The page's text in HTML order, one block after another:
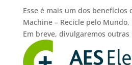
Esse é mais um dos benefícios
Machine – Recicle pelo Mundo,
Em breve, divulgaremos outras